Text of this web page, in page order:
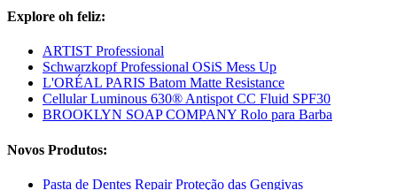
Explore oh feliz:
ARTIST Professional
Schwarzkopf Professional OSiS Mess Up
L'ORÉAL PARIS Batom Matte Resistance
Cellular Luminous 630® Antispot CC Fluid SPF30
BROOKLYN SOAP COMPANY Rolo para Barba
Novos Produtos:
Pasta de Dentes Repair Proteção das Gengivas